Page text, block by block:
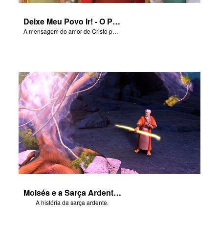
Deixe Meu Povo Ir! - O Poema da Salvação
A mensagem do amor de Cristo por nós em "Deixe Meu Povo Ir!".
Moisés e a Sarça Ardente - Parte 3
A história da sarça ardente.